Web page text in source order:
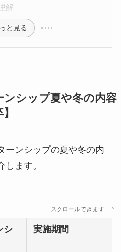
解
と見る
シップ夏や冬の内容
ーンシップの夏や冬の内
ます。
スクロールできます
シ
実施期間